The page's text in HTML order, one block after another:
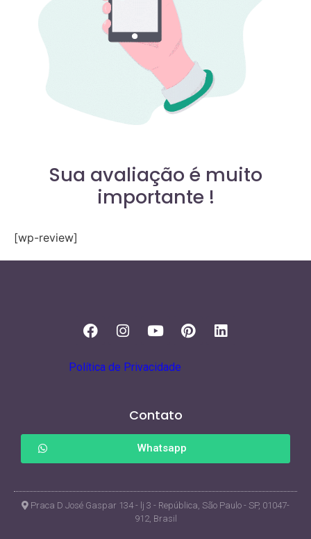
Sua avaliação é muito
importante !
[wp-review]
Política de Privacidade
Contato
Whatsapp
Praca D José Gaspar 134 - lj 3 - República, São Paulo - SP, 01047-
912, Brasil